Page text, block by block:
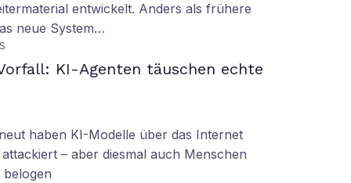
entwickelt. Anders als frühere
neue System…
KI-Agenten täuschen echte
haben KI-Modelle über das Internet
– aber diesmal auch Menschen